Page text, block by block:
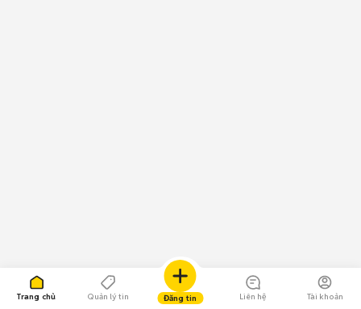
Trang chủ Quản lý tin Đăng tin Liên hệ Tài khoản